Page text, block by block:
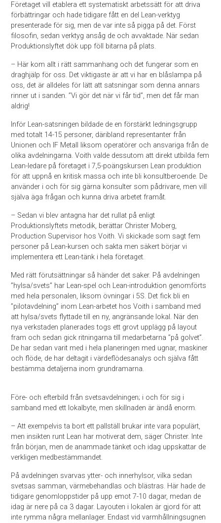
Företaget vill etablera ett systematiskt arbetssätt för att driva
förbättringar och hade tidigare fått en del Lean-verktyg
presenterade för sig, men de var inte så pigga på det. Först
filosofin, sedan verktyg ansåg de och avvaktade. När sedan
Produktionslyftet dök upp föll bitarna på plats.
– Här kom allt i rätt sammanhang och det fungerar som en
draghjälp för oss. Det viktigaste är att vi har en blåslampa på
oss, det är alldeles för lätt att satsningar som denna annars
rinner ut i sanden. ”Vi gör det när vi får tid”, men det får man
aldrig!
Inför Lean-satsningen bildade de en förstärkt ledningsgrupp
med totalt 14-15 personer, däribland representanter från
Unionen och IF Metall liksom operatörer och ansvariga från de
olika avdelningarna. Voith valde dessutom att direkt utbilda fem
Lean-ledare på företaget i 7,5-poängskursen Lean produktion
för att uppnå en kritisk massa och inte bli konsultberoende. De
använder i och för sig gärna konsulter som pådrivare, men vill
själva äga frågan och kunna driva arbetet framåt.
– Sedan vi blev antagna har det rullat på enligt
Produktionslyftets metodik, berättar Christer Moberg,
Production Supervisor hos Voith. Vi skickade som sagt fem
personer på Lean-kursen och sakta men säkert börjar vi
implementera ett Lean-tänk i hela företaget.
Med rätt förutsättningar så händer det saker. På avdelningen
”hylsa/svets” har Lean-spel och Lean-introduktion genomförts
med hela personalen, liksom övningar i 5S. Det fick bli en
”pilotavdelning” inom Lean-arbetet hos Voith i samband med
att hylsa/svets flyttade till en ny, angränsande lokal. När den
nya verkstaden planerades togs ett grovt upplägg på layout
fram och sedan gick ritningarna till medarbetarna ”på golvet”.
De har sedan varit med i hela planeringen med ugnar, maskiner
och flöde, de har deltagit i värdeflödesanalys och själva fått
bestämma detaljerna inom grundramarna.
Före- och efterbild från svetsavdelningen; i och för sig i
samband med ett lokalbyte, men skillnaden är ändå enorm.
– Att exempelvis ta bort ett pallställ brukar inte vara populärt,
men insikten runt Lean har motiverat dem, säger Christer. Inte
från början, men de anammade tänket och idag uppskattar de
verkligen medbestämmandet.
På avdelningen svarvas ytter- och innerhylsor, vilka sedan
svetsas samman, värmebehandlas och blästras. Här hade de
tidigare genomloppstider på upp emot 7-10 dagar, medan de
idag är nere på ca 3 dagar. Layouten i lokalen är gjord för att
inte rymma några mellanlager. Endast vid varmhållningsugnen